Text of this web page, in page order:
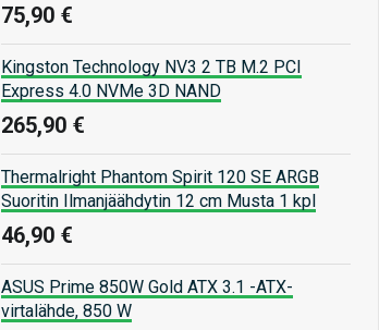
75,90 €
Kingston Technology NV3 2 TB M.2 PCI
Express 4.0 NVMe 3D NAND
265,90 €
Thermalright Phantom Spirit 120 SE ARGB
Suoritin Ilmanjäähdytin 12 cm Musta 1 kpl
46,90 €
ASUS Prime 850W Gold ATX 3.1 -ATX-
virtalähde, 850 W